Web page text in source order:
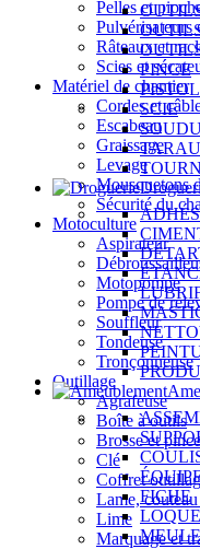
Pelles et
Pulvérisateurs
Râteaux et
Scies et
Matériel de chantier
Cordes et
Escabeau
Graissage
Levage
Mousquetons
Sécurité du
Motoculture
Aspirateur
Motopompe
Pompe de
Souffleur
Tondeuse
Tronçonneuse
Outillage
Agrafeuse
Boîte à outils
Brosse et
Clé
Coffret
Lame,
Lime
Marquage et
PINCE
SCIE
FICHE